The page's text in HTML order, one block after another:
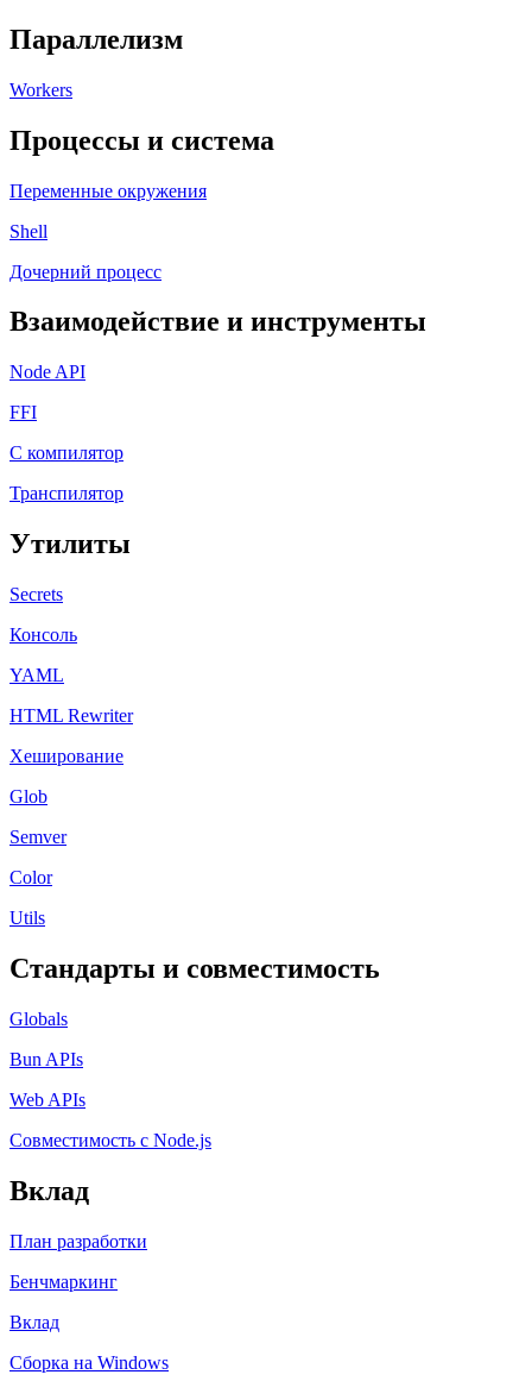
Параллелизм
Workers
Процессы и система
Переменные окружения
Shell
Дочерний процесс
Взаимодействие и инструменты
Node API
FFI
C компилятор
Транспилятор
Утилиты
Secrets
Консоль
YAML
HTML Rewriter
Хеширование
Glob
Semver
Color
Utils
Стандарты и совместимость
Globals
Bun APIs
Web APIs
Совместимость с Node.js
Вклад
План разработки
Бенчмаркинг
Вклад
Сборка на Windows